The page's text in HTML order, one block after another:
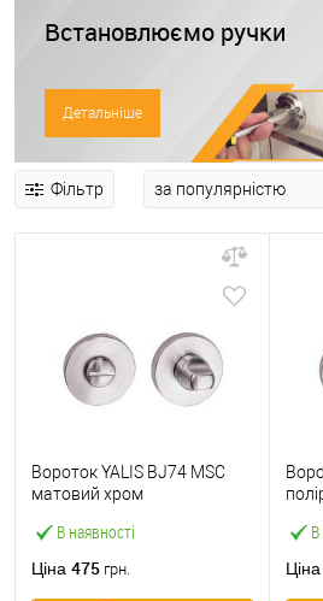
Встановлюємо ручки
Детальніше
Фільтр
В наявності
Вороток YALIS BJ74 MSC
матовий хром
Ціна 475 грн.
В
Ціна